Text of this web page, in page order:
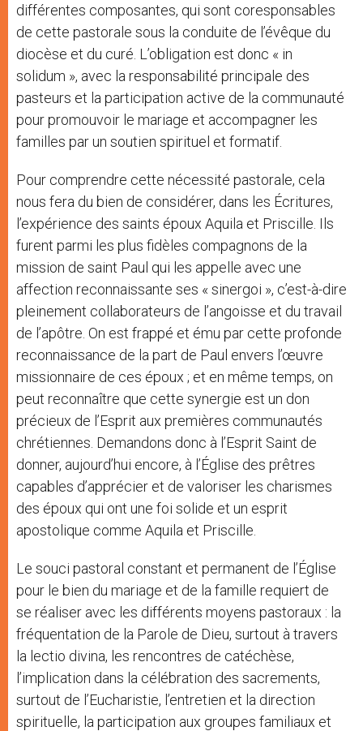
différentes composantes, qui sont coresponsables
de cette pastorale sous la conduite de l’évêque du
diocèse et du curé. L’obligation est donc « in
solidum », avec la responsabilité principale des
pasteurs et la participation active de la communauté
pour promouvoir le mariage et accompagner les
familles par un soutien spirituel et formatif.
Pour comprendre cette nécessité pastorale, cela
nous fera du bien de considérer, dans les Écritures,
l’expérience des saints époux Aquila et Priscille. Ils
furent parmi les plus fidèles compagnons de la
mission de saint Paul qui les appelle avec une
affection reconnaissante ses « sinergoi », c’est-à-dire
pleinement collaborateurs de l’angoisse et du travail
de l’apôtre. On est frappé et ému par cette profonde
reconnaissance de la part de Paul envers l’œuvre
missionnaire de ces époux ; et en même temps, on
peut reconnaître que cette synergie est un don
précieux de l’Esprit aux premières communautés
chrétiennes. Demandons donc à l’Esprit Saint de
donner, aujourd’hui encore, à l’Église des prêtres
capables d’apprécier et de valoriser les charismes
des époux qui ont une foi solide et un esprit
apostolique comme Aquila et Priscille.
Le souci pastoral constant et permanent de l’Église
pour le bien du mariage et de la famille requiert de
se réaliser avec les différents moyens pastoraux : la
fréquentation de la Parole de Dieu, surtout à travers
la lectio divina, les rencontres de catéchèse,
l’implication dans la célébration des sacrements,
surtout de l’Eucharistie, l’entretien et la direction
spirituelle, la participation aux groupes familiaux et